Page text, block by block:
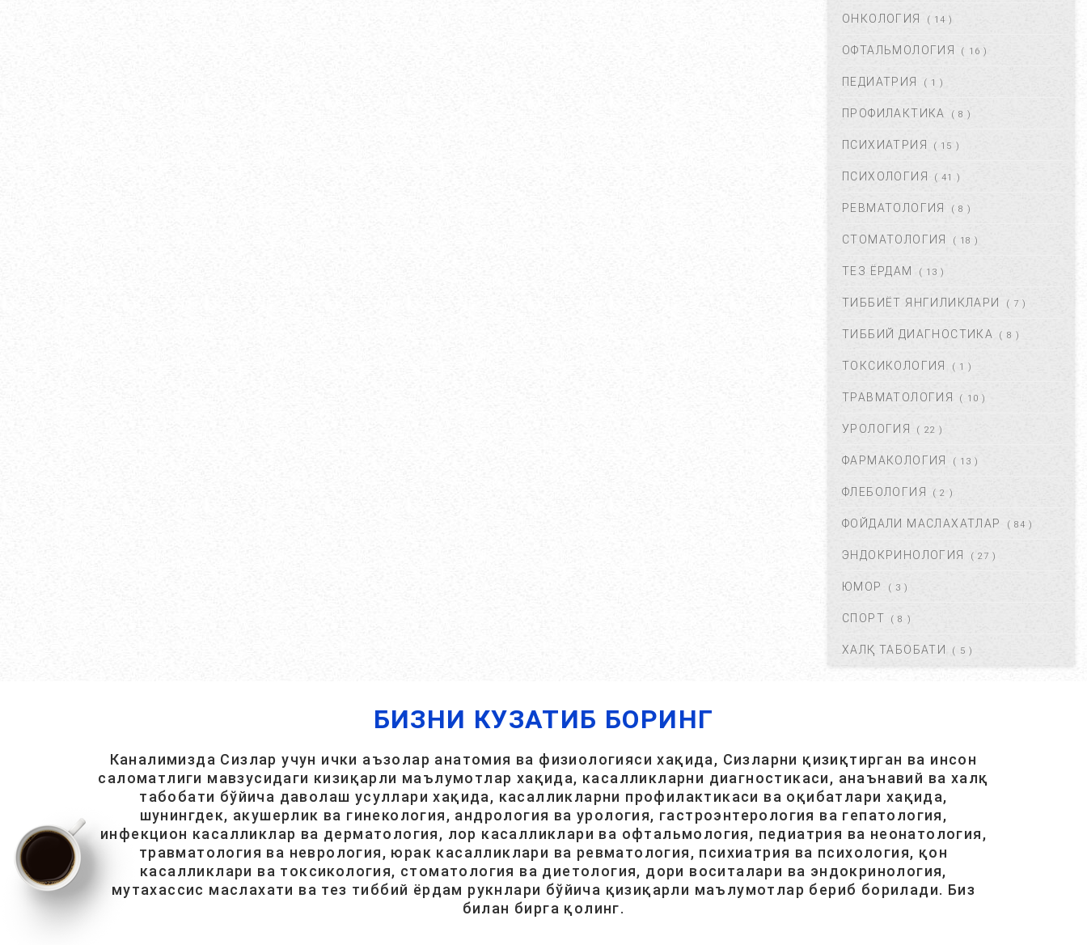
БЎЛДИ. НИМА ҚИЛМОҚ
ОКТ 01, 2017
НЕГА КАТТАЛАШАДИ?...
ПОЛИАРТРИТ. ТУРЛАРИ.
ДАВОЛАШ....
БАЧАДОН МИОМАСИ,
САБАБЛАРИ, БЕЛГИЛАРИ ВА
АПР 25, 2018
ЮЗГА АЛЛЕРГИЯ ТОШИШИ.
ТУРЛАРИ. ...
НОЯ 27, 2017
ҚОРИН ДАМ БЎЛИШИ
ҚУТУЛИШ ЙЎЛЛАРИ....
ИЮЛ 16, 2021
ОСТЕОХОНДРОЗ НИМА,
САБАБЛАРИ, ТУРЛАРИ,
АСОРАТЛАРИ. ...
ГАЙМОРИТ, БЕЛГИЛАРИ ВА
ТУРЛАРИ. ...
ОНКОЛОГИЯ ( 14 )
ОФТАЛЬМОЛОГИЯ ( 16 )
ПЕДИАТРИЯ ( 1 )
ПРОФИЛАКТИКА ( 8 )
ПСИХИАТРИЯ ( 15 )
ПСИХОЛОГИЯ ( 41 )
РЕВМАТОЛОГИЯ ( 8 )
СТОМАТОЛОГИЯ ( 18 )
ТЕЗ ЁРДАМ ( 13 )
ТИББИЁТ ЯНГИЛИКЛАРИ ( 7 )
ТИББИЙ ДИАГНОСТИКА ( 8 )
ТОКСИКОЛОГИЯ ( 1 )
ТРАВМАТОЛОГИЯ ( 10 )
УРОЛОГИЯ ( 22 )
ФАРМАКОЛОГИЯ ( 13 )
ФЛЕБОЛОГИЯ ( 2 )
ФОЙДАЛИ МАСЛАХАТЛАР ( 84 )
ЭНДОКРИНОЛОГИЯ ( 27 )
ЮМОР ( 3 )
СПОРТ ( 8 )
ХАЛҚ ТАБОБАТИ ( 5 )
БИЗНИ КУЗАТИБ БОРИНГ
Каналимизда Сизлар учун ички аъзолар анатомия ва физиологияси хақида, Сизларни қизиқтирган ва инсон
саломатлиги мавзусидаги кизиқарли маълумотлар хақида, касалликларни диагностикаси, анаънавий ва халқ
табобати бўйича даволаш усуллари хақида, касалликларни профилактикаси ва оқибатлари хақида,
шунингдек, акушерлик ва гинекология, андрология ва урология, гастроэнтерология ва гепатология,
инфекцион касалликлар ва дерматология, лор касалликлари ва офтальмология, педиатрия ва неонатология,
травматология ва неврология, юрак касалликлари ва ревматология, психиатрия ва психология, қон
касалликлари ва токсикология, стоматология ва диетология, дори воситалари ва эндокринология,
мутахассис маслахати ва тез тиббий ёрдам рукнлари бўйича қизиқарли маълумотлар бериб борилади. Биз
билан бирга қолинг.